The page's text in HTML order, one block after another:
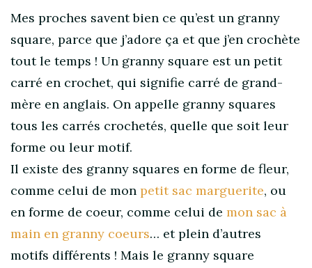
Mes proches savent bien ce qu’est un granny
square, parce que j’adore ça et que j’en crochète
tout le temps ! Un granny square est un petit
carré en crochet, qui signifie carré de grand-
mère en anglais. On appelle granny squares
tous les carrés crochetés, quelle que soit leur
forme ou leur motif.
Il existe des granny squares en forme de fleur,
comme celui de mon petit sac marguerite, ou
en forme de coeur, comme celui de mon sac à
main en granny coeurs… et plein d’autres
motifs différents ! Mais le granny square